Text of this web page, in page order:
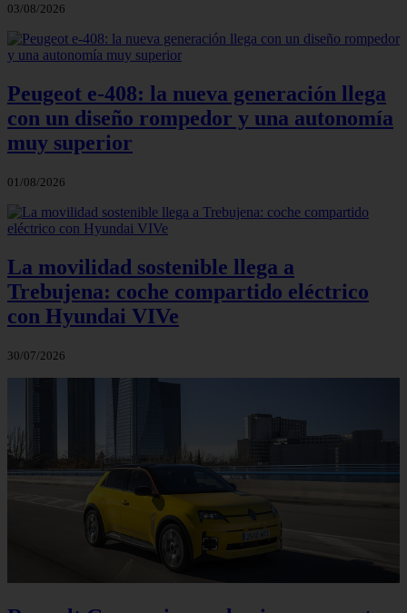
03/08/2026
Peugeot e-408: la nueva generación llega
con un diseño rompedor y una autonomía
muy superior
01/08/2026
La movilidad sostenible llega a
Trebujena: coche compartido eléctrico
con Hyundai VIVe
30/07/2026